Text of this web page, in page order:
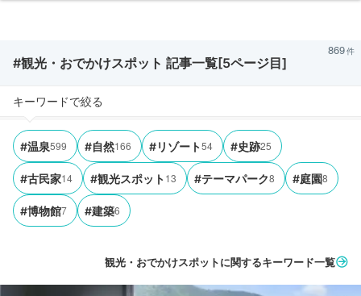
#観光・おでかけスポット 記事一覧[5ページ目]
869
キーワードで絞る
#温泉599 #自然166 #リゾート54 #史跡25
#古民家14 #観光スポット13 #テーマパーク8 #庭園8
#博物館7 #建築6
観光・おでかけスポットに関するキーワード一覧